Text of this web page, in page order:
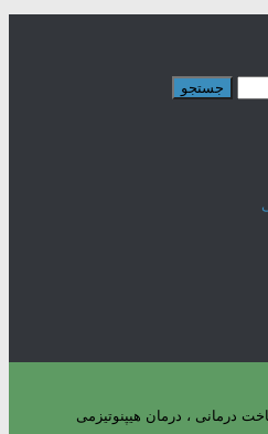
درمانی ، درمان هیپنوتیزمی